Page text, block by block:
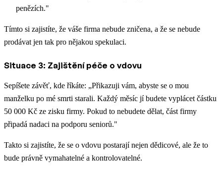
penězích."
Tímto si zajistíte, že váše firma nebude zničena, a že se nebude
prodávat jen tak pro nějakou spekulaci.
Situace 3: Zajištění péče o vdovu
Sepíšete závěť, kde říkáte: „Přikazuji vám, abyste se o mou
manželku po mé smrti starali. Každý měsíc jí budete vyplácet částku
50 000 Kč ze zisku firmy. Pokud to nebudete dělat, část firmy
připadá nadaci na podporu seniorů."
Takto si zajistíte, že se o vdovu postarají nejen dědicové, ale že to
bude právně vymahatelné a kontrolovatelné.